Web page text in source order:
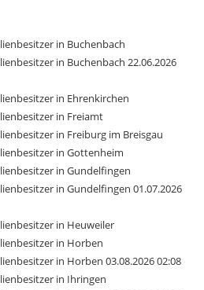
in Buchenbach
in Buchenbach 22.06.2026
in Ehrenkirchen
in Freiamt
in Freiburg im Breisgau
in Gottenheim
in Gundelfingen
in Gundelfingen 01.07.2026
in Heuweiler
in Horben
in Horben 03.08.2026 02:08
in Ihringen